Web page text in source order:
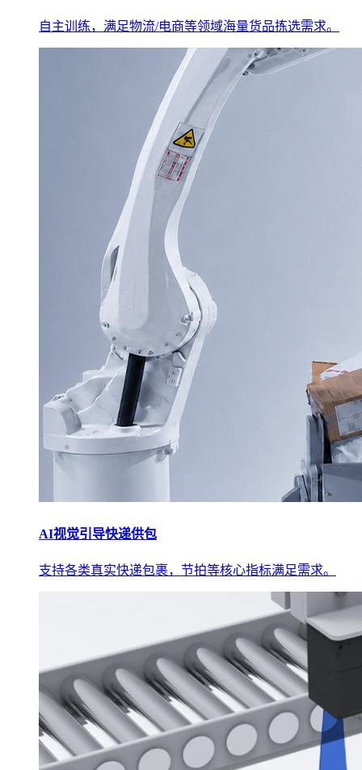
自主训练，满足物流/电商等领域海量货品拣选需求。
AI视觉引导快递供包
支持各类真实快递包裹，节拍等核心指标满足需求。